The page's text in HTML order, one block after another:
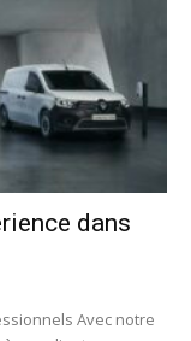
dans
Avec notre